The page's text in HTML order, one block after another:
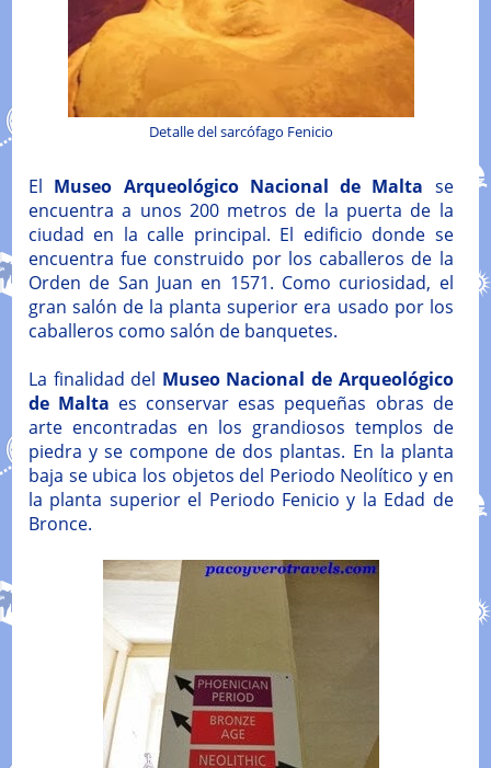
Detalle del sarcófago Fenicio
El Museo Arqueológico Nacional de Malta se
encuentra a unos 200 metros de la puerta de la
ciudad en la calle principal. El edificio donde se
encuentra fue construido por los caballeros de la
Orden de San Juan en 1571. Como curiosidad, el
gran salón de la planta superior era usado por los
caballeros como salón de banquetes.
La finalidad del Museo Nacional de Arqueológico
de Malta es conservar esas pequeñas obras de
arte encontradas en los grandiosos templos de
piedra y se compone de dos plantas. En la planta
baja se ubica los objetos del Periodo Neolítico y en
la planta superior el Periodo Fenicio y la Edad de
Bronce.